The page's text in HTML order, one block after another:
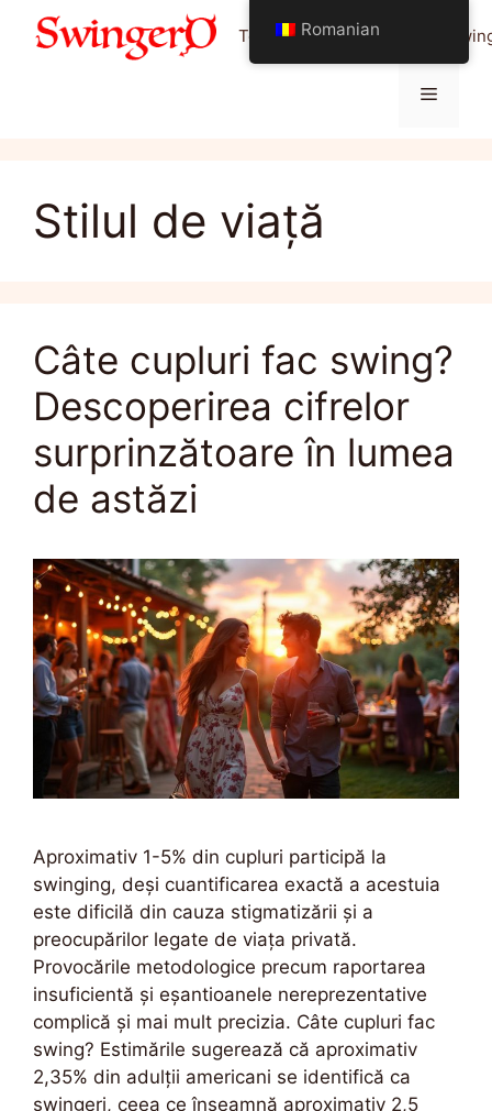
Totul despre stilul de viață
Meniu
Stilul de viață
Câte cupluri fac swing?
Descoperirea cifrelor
surprinzătoare în lumea
de astăzi
Aproximativ 1-5% din cupluri participă la
swinging, deși cuantificarea exactă a acestuia
este dificilă din cauza stigmatizării și a
preocupărilor legate de viața privată.
Provocările metodologice precum raportarea
insuficientă și eșantioanele nereprezentative
complică și mai mult precizia. Câte cupluri fac
swing? Estimările sugerează că aproximativ
2,35% din adulții americani se identifică ca
swingeri, ceea ce înseamnă aproximativ 2,5
Romanian